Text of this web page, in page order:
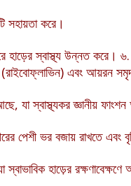
সহায়তা করে।
হাড়ের স্বাস্থ্য উন্নত
এবং আয়রন
যা স্বাস্থ্যকর জ্ঞানীয়
পেশী ভর বজায় রাখতে এবং
হাড়ের রক্ষণাবেক্ষণে